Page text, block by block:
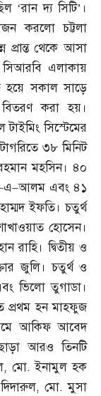
‘রান দ্য সিটি’।
করলো চট্টলা
প্রান্ত থেকে আসা
এলাকায়
সকাল সাড়ে
করা হয়।
টাইমিং সিস্টেমের
৩৮ মিনিট
মহসিন। ৪০
এ–আলম এবং ৪১
ইফতি। চতুর্থ
হোসেন।
রাহি। দ্বিতীয় ও
জুলি। চতুর্থ ও
ভিলো তুগাডা।
প্রথম হন মাহফুজ
আকিফ আবেদ
আরও তিনটি
, মো.ইনামুল হক
, মো.মুসা